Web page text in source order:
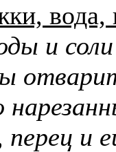
вода,
и
перец и